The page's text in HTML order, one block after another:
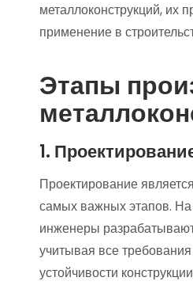
металлоконструкций, их
применение в
Этапы
1.
Проектирование
самых важных этапов. На
инженеры
учитывая все
устойчивости